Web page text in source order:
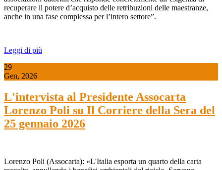
recuperare il potere d’acquisto delle retribuzioni delle maestranze,
anche in una fase complessa per l’intero settore”.
Leggi di più
29
Gen, 2026
L'intervista al Presidente Assocarta
Lorenzo Poli su Il Corriere della Sera del
25 gennaio 2026
Lorenzo Poli (Assocarta): «L'Italia esporta un quarto della carta